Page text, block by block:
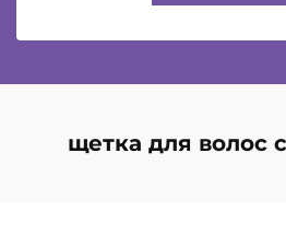
щетка для волос